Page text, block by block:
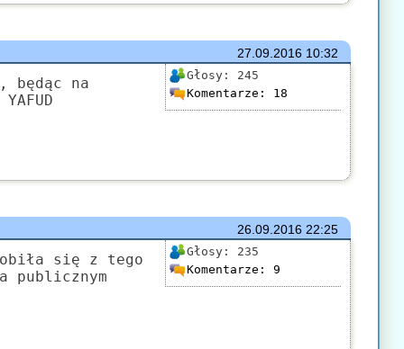
27.09.201610:32
Głosy: 245
Komentarze: 18
będąc na
26.09.201622:25
Głosy: 235
Komentarze: 9
się z tego
publicznym